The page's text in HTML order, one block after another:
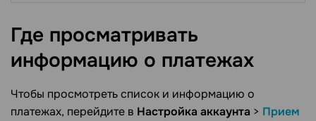
Где просматривать
информацию о платежах
Чтобы просмотреть список и информацию о
платежах, перейдите в Настройка аккаунта > Прием